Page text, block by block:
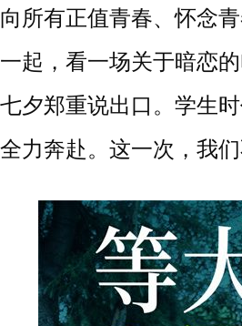
向所有正值青春、怀念
一起，看一场关于暗恋
七夕郑重说出口。学生
全力奔赴。这一次，我